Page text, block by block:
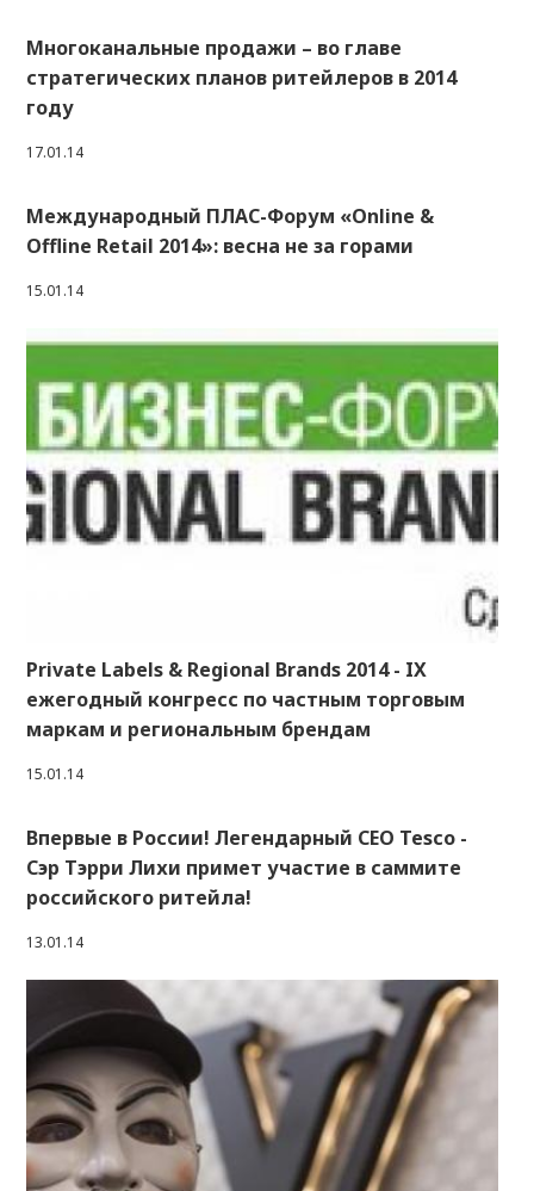
Многоканальные продажи – во главе
стратегических планов ритейлеров в 2014
году
17.01.14
Международный ПЛАС-Форум «Online &
Offline Retail 2014»: весна не за горами
15.01.14
Private Labels & Regional Brands 2014 - IX
ежегодный конгресс по частным торговым
маркам и региональным брендам
15.01.14
Впервые в России! Легендарный СЕО Tesco -
Сэр Тэрри Лихи примет участие в саммите
российского ритейла!
13.01.14